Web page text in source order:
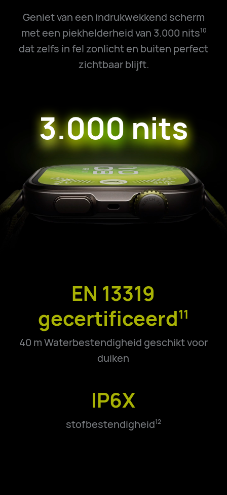
Geniet van een indrukwekkend scherm
met een piekhelderheid van 3.000 nits10
dat zelfs in fel zonlicht en buiten perfect
zichtbaar blijft.
3.000 nits
EN 13319
gecertificeerd11
40 m Waterbestendigheid geschikt voor
duiken
IP6X
stofbestendigheid12